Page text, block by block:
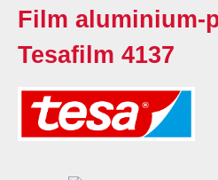
Film aluminium-
Tesafilm 4137